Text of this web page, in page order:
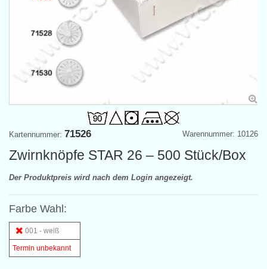
Warennummer: 10126
Kartennummer: 71526
Zwirnknöpfe STAR 26 – 500 Stück/Box
Der Produktpreis wird nach dem Login angezeigt.
Farbe Wahl:
001 - weiß
Termin unbekannt